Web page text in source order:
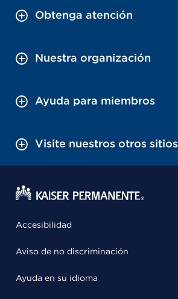
Obtenga atención
Nuestra organización
Ayuda para miembros
Visite nuestros otros sitios
Accesibilidad
Aviso de no discriminación
Ayuda en su idioma